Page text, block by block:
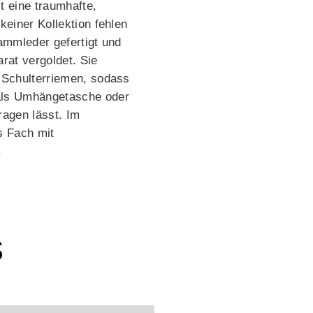
eine traumhafte,
Kollektion fehlen
gefertigt und
vergoldet. Sie
sodass
Umhängetasche oder
lässt. Im
Fach mit